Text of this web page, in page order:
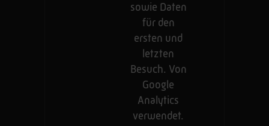
sowie Daten
für den
ersten und
letzten
Besuch. Von
Google
Analytics
verwendet.